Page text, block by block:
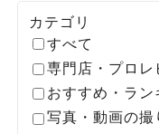
カテゴリ
すべて
専門店・プロレ
おすすめ・ラン
写真・動画の撮